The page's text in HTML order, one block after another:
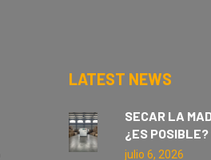
LATEST NEWS
SECAR LA
¿ES POSIBLE?
julio 6, 2026